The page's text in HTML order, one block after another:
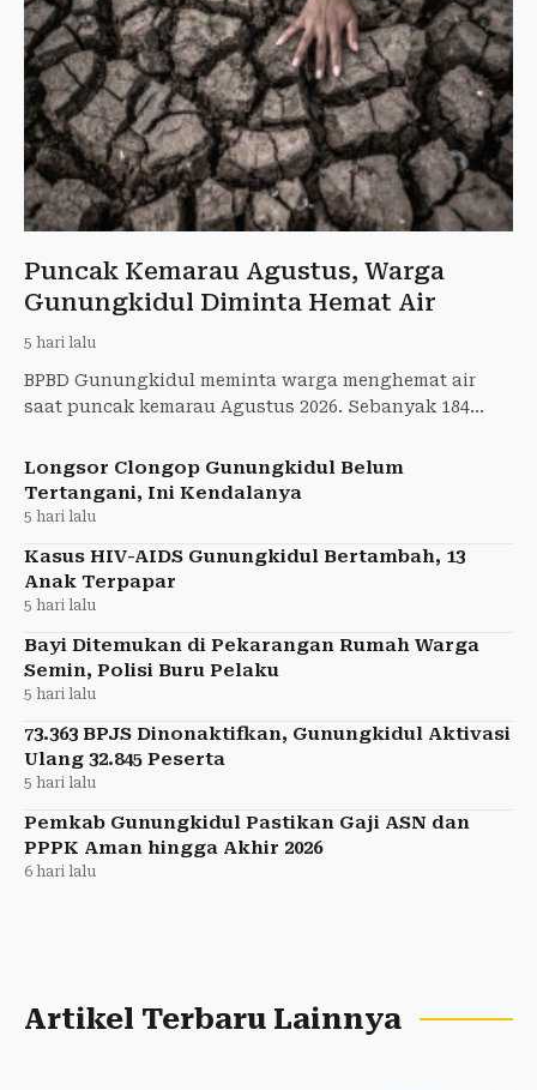
Puncak Kemarau Agustus, Warga
Gunungkidul Diminta Hemat Air
5 hari lalu
BPBD Gunungkidul meminta warga menghemat air
saat puncak kemarau Agustus 2026. Sebanyak 184
terdampak kekeringan.
Longsor Clongop Gunungkidul Belum
Tertangani, Ini Kendalanya
5 hari lalu
Kasus HIV-AIDS Gunungkidul Bertambah, 13
Anak Terpapar
5 hari lalu
Bayi Ditemukan di Pekarangan Rumah Warga
Semin, Polisi Buru Pelaku
5 hari lalu
73.363 BPJS Dinonaktifkan, Gunungkidul Aktivasi
Ulang 32.845 Peserta
5 hari lalu
Pemkab Gunungkidul Pastikan Gaji ASN dan
PPPK Aman hingga Akhir 2026
6 hari lalu
Artikel Terbaru Lainnya